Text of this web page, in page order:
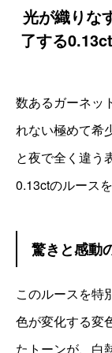
ラウンドカット
工石・模
現物品質
掲載して
撮影して
そのまま
や閲覧環
合がござ
光が織りな
了する
数あるガーネッ
れない極めて希
と夜で全く違う
0.13ctのルース
驚きと感動
このルースを特
色が変化する変
たトーンが、白